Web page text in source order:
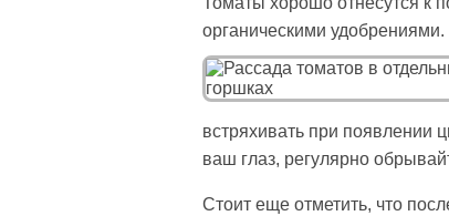
органическими
встряхивать при появлении
ваш глаз, регулярно
Стоит еще отметить, что